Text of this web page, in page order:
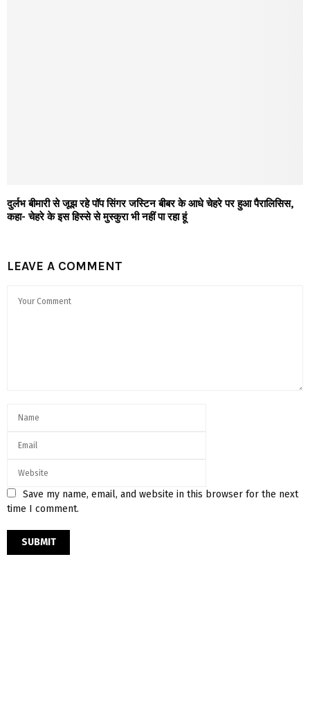
दुर्लभ बीमारी से जूझ रहे पॉप सिंगर जस्टिन बीबर के आधे चेहरे पर हुआ पैरालिसिस,
कहा- चेहरे के इस हिस्से से मुस्कुरा भी नहीं पा रहा हूं
LEAVE A COMMENT
Save my name, email, and website in this browser for the next
time I comment.